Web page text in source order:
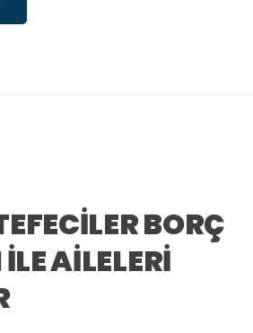
BORÇ
AİLELERİ